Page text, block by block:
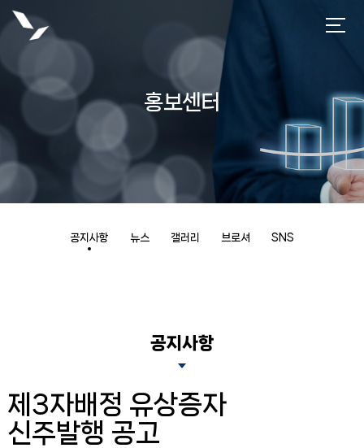
홍보센터
공지사항 뉴스 갤러리 브로셔 SNS
공지사항
제3자배정 유상증자
신주발행 공고